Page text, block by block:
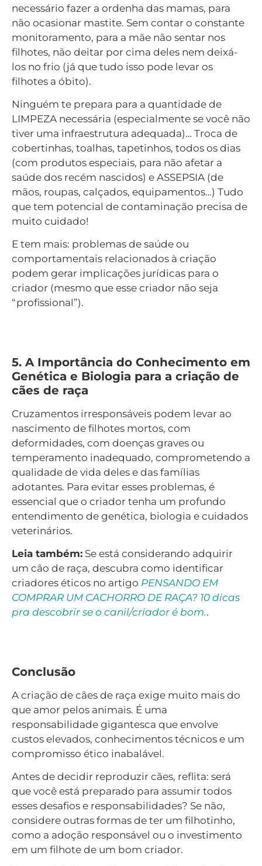
necessário fazer a ordenha das mamas, para
não ocasionar mastite. Sem contar o constante
monitoramento, para a mãe não sentar nos
filhotes, não deitar por cima deles nem deixá-
los no frio (já que tudo isso pode levar os
filhotes a óbito).
Ninguém te prepara para a quantidade de
LIMPEZA necessária (especialmente se você não
tiver uma infraestrutura adequada)… Troca de
cobertinhas, toalhas, tapetinhos, todos os dias
(com produtos especiais, para não afetar a
saúde dos recém nascidos) e ASSEPSIA (de
mãos, roupas, calçados, equipamentos…) Tudo
que tem potencial de contaminação precisa de
muito cuidado!
E tem mais: problemas de saúde ou
comportamentais relacionados à criação
podem gerar implicações jurídicas para o
criador (mesmo que esse criador não seja
“profissional”).
5. A Importância do Conhecimento em
Genética e Biologia para a criação de
cães de raça
Cruzamentos irresponsáveis podem levar ao
nascimento de filhotes mortos, com
deformidades, com doenças graves ou
temperamento inadequado, comprometendo a
qualidade de vida deles e das famílias
adotantes. Para evitar esses problemas, é
essencial que o criador tenha um profundo
entendimento de genética, biologia e cuidados
veterinários.
Leia também: Se está considerando adquirir
um cão de raça, descubra como identificar
criadores éticos no artigo PENSANDO EM
COMPRAR UM CACHORRO DE RAÇA? 10 dicas
pra descobrir se o canil/criador é bom..
Conclusão
A criação de cães de raça exige muito mais do
que amor pelos animais. É uma
responsabilidade gigantesca que envolve
custos elevados, conhecimentos técnicos e um
compromisso ético inabalável.
Antes de decidir reproduzir cães, reflita: será
que você está preparado para assumir todos
esses desafios e responsabilidades? Se não,
considere outras formas de ter um filhotinho,
como a adoção responsável ou o investimento
em um filhote de um bom criador.